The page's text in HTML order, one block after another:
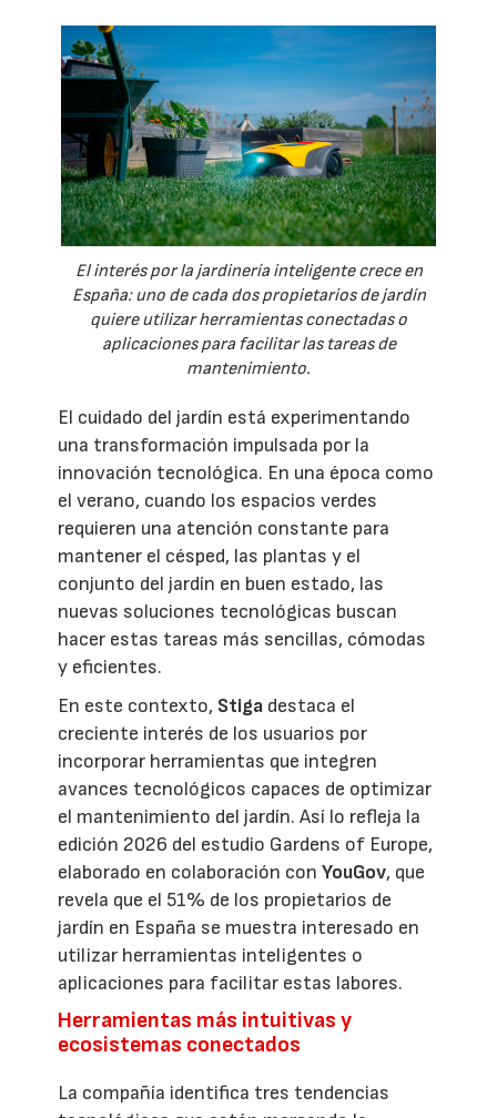
El interés por la jardinería inteligente crece en
España: uno de cada dos propietarios de jardín
quiere utilizar herramientas conectadas o
aplicaciones para facilitar las tareas de
mantenimiento.
El cuidado del jardín está experimentando
una transformación impulsada por la
innovación tecnológica. En una época como
el verano, cuando los espacios verdes
requieren una atención constante para
mantener el césped, las plantas y el
conjunto del jardín en buen estado, las
nuevas soluciones tecnológicas buscan
hacer estas tareas más sencillas, cómodas
y eficientes.
En este contexto, Stiga destaca el
creciente interés de los usuarios por
incorporar herramientas que integren
avances tecnológicos capaces de optimizar
el mantenimiento del jardín. Así lo refleja la
edición 2026 del estudio Gardens of Europe,
elaborado en colaboración conYouGov, que
revela que el 51% de los propietarios de
jardín en España se muestra interesado en
utilizar herramientas inteligentes o
aplicaciones para facilitar estas labores.
Herramientas más intuitivas y
ecosistemas conectados
La compañía identifica tres tendencias